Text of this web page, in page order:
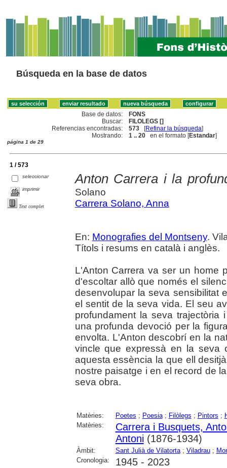
Búsqueda en la base de datos
Base de datos:
FONS
Buscar:
FILOLEGS []
Referencias encontradas:
573 [Refinar la búsqueda]
Mostrando:
1 .. 20 en el formato [Estandar]
página 1 de 29
1 / 573
seleccionar
imprimir
Text complet
Anton Carrera i la
Solano
Carrera Solano, Anna
En: Monografies del Montseny.
Títols i resums en català i anglès.
L'Anton Carrera va ser un home
d'escoltar allò que només el
desenvolupar la seva sensibilitat
el sentit de la seva vida. El seu
profundament la seva
una profunda devoció per la
envolta. L'Anton descobrí en la
vincle que expressà en la seva
aquesta essència la que ell
nostre paisatge i en el record de
seva obra.
Matèries: Poetes ; Poesia; Filòlegs ; Pintors ;
Matèries:
Carrera i Busquets,
Antoni(1876-1934)
Àmbit: Sant Julià de Vilatorta; Viladrau;
Cronologia:
1945 - 2023